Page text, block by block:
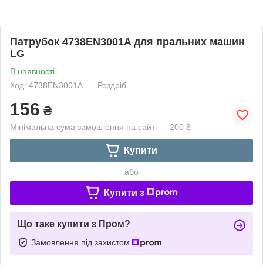
Патрубок 4738EN3001A для пральних машин
LG
В наявності
Код: 4738EN3001A
Роздріб
156 ₴
Мінімальна сума замовлення на сайті — 200 ₴
Купити
або
Купити з
Що таке купити з Пром?
Замовлення під захистом